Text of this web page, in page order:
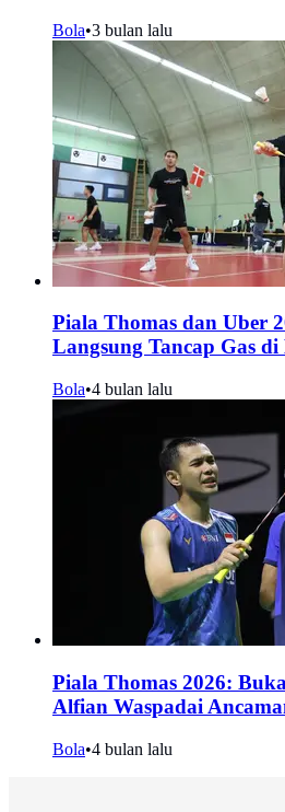
Bola•3 bulan lalu
Piala Thomas dan Uber
Langsung Tancap Gas
Bola•4 bulan lalu
Piala Thomas 2026:
Alfian Waspadai
Bola•4 bulan lalu